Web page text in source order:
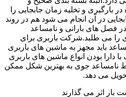
بارگیری و تخلیه زمان جابجایی را
در آن انجام می شود هم در روند
فصل های بارانی و نامساعد
را می طلبد.شرکت باربری برای
باید مجهز به ماشین های باربری
دارا بودن انواع ماشین های باربری
نامساعد جوی به بهترین شکل ممکن
می دهد.
بار اثر می گذارند